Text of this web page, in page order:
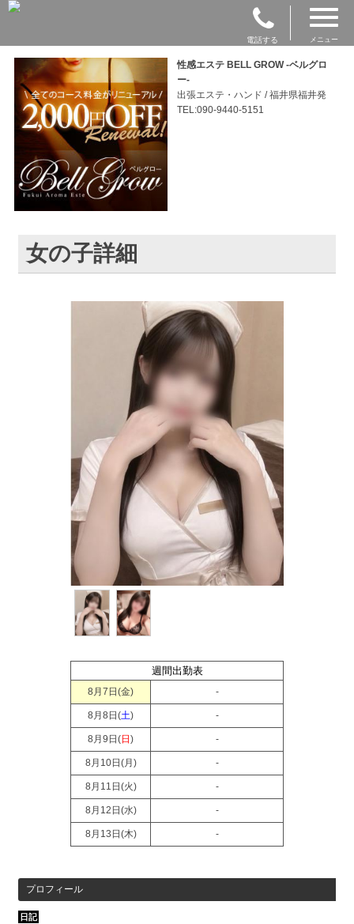
電話する メニュー
性感エステ BELL GROW ‐ベルグロ
ー‐
出張エステ・ハンド / 福井県福井発
TEL:090-9440-5151
女の子詳細
週間出勤表
8月7日(金) -
8月8日(土) -
8月9日(日) -
8月10日(月) -
8月11日(火) -
8月12日(水) -
8月13日(木) -
プロフィール
日記